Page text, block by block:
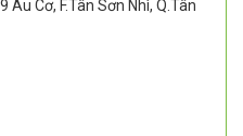
Cơ, F.Tân Sơn Nhì, Q.Tân